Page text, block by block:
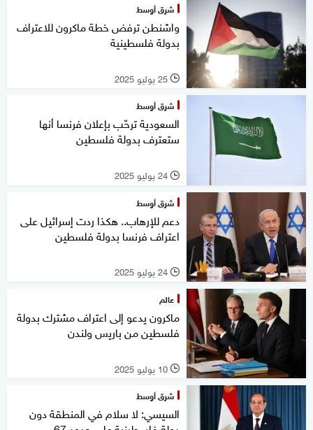
شرق أوسط
واشنطن ترفض خطة ماكرون للاعتراف
بدولة فلسطينية
l 25 يوليو 2025
شرق أوسط
السعودية ترحّب بإعلان فرنسا أنها
ستعترف بدولة فلسطين
l 24 يوليو 2025
شرق أوسط
دعم للإرهاب.. هكذا ردت إسرائيل على
اعتراف فرنسا بدولة فلسطين
l 24 يوليو 2025
عالم
ماكرون يدعو إلى اعتراف مشترك بدولة
فلسطين من باريس ولندن
l 10 يوليو 2025
شرق أوسط
السيسي: لا سلام في المنطقة دون